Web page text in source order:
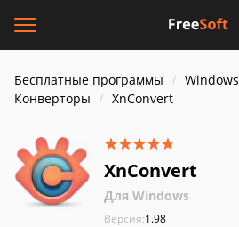
Бесплатные программы Windows
Конверторы
XnConvert
XnConvert
Для Windows
Версия:1.98